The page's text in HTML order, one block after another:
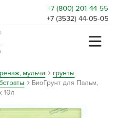
+7 (800) 201-44-55
+7 (3532) 44-05-05
мульча
грунты
БиоГрунт для Пальм,
10л